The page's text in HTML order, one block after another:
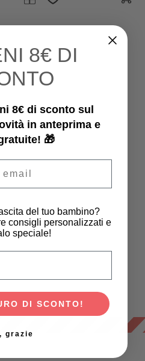
8€ DI
8€ di sconto sul
in anteprima e
🎁
del tuo bambino?
consigli personalizzati e
speciale!
DI SCONTO!
grazie